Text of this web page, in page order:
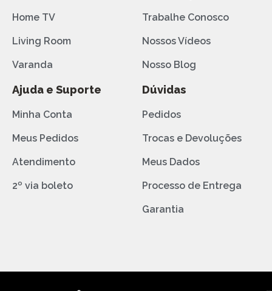
Home TV
Living Room
Varanda
Trabalhe Conosco
Nossos Vídeos
Nosso Blog
Ajuda e Suporte
Minha Conta
Meus Pedidos
Atendimento
2º via boleto
Dúvidas
Pedidos
Trocas e Devoluções
Meus Dados
Processo de Entrega
Garantia